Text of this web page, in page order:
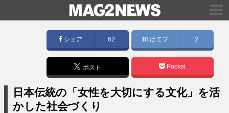
シェア 62 はてブ 2
ポスト Pocket
日本伝統の「女性を大切にする文化」を活
かした社会づくり